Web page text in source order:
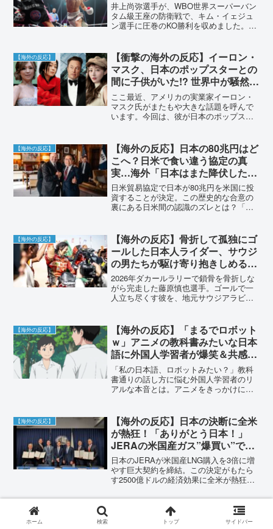
井上尚弥選手が、WBO世界スーパーバン
タム級王座の防衛戦で、キム・イェジュ
ン選手に圧巻のKO勝利を収めました。4
ます。今後の活躍にも期待が高まりま
す。
【海外の反応】
【衝撃の海外の反応】イーロン・
マスク、日本のポップスターとの
間に子供がいた!? 世界中が騒然と
なった証言と憶測の真相に迫る！
ここ最近、アメリカの実業家イーロン・
マスク氏がまたもや大きな話題を呼んで
います。今回は、彼が日本のポップスタ
す。まず、この騒動の発端となったの
は、アメリカの保守系ライター...
【海外の反応】
【海外の反応】日本の80兆円はど
こへ？日米で食い違う協定の真
実…海外「日本はまた降伏したの
か…」世界のリアルな声に驚愕！
日米貿易協定で日本が80兆円を米国に投
資することが決定。この歴史的な合意の
裏にある日米間の認識のズレとは？「日
やすく解説します。
【海外の反応】
【海外の反応】骨折して孤独にゴ
ールした日本人ライダー、サウジ
の男たちが駆け寄り抱きしめる姿
に世界が号泣！「サムライ魂を見
た」
2026年ダカールラリーで鎖骨を骨折しな
がら完走した藤原慎也選手。ゴールで一
人立ち尽くす彼を、地元サウジアラビア
マンシップと絆に称賛の嵐。
【海外の反応】
【海外の反応】「まるでロボット
ｗ」アニメの教科書みたいな日本
語に外国人学習者が爆笑＆共感！
「あるある過ぎて辛い…」リアル
な会話とのギャップに悩む本音が
続出
「私の日本語、ロボットみたい？」教科
書通りの話し方に悩む外国人学習者のリ
アルな本音とは。アニメをきっかけに海
ヒントも満載です。
【海外の反応】
【海外の反応】日本の決断に全米
が熱狂！「ありがとう日本！」
JERAの米国産ガス”爆買い”で経
済効果2500億ドル！日米の巨大
契約に世界が震撼！
日本のJERAが米国産LNG購入を3倍に増
やす巨大契約を締結。この決定がもたら
す2500億ドルの経済効果に全米が熱狂！
と、「まさに神の一手」と称賛する海外
のリアルな反応を徹底解説します。
ホーム 検索 トップ サイドバー